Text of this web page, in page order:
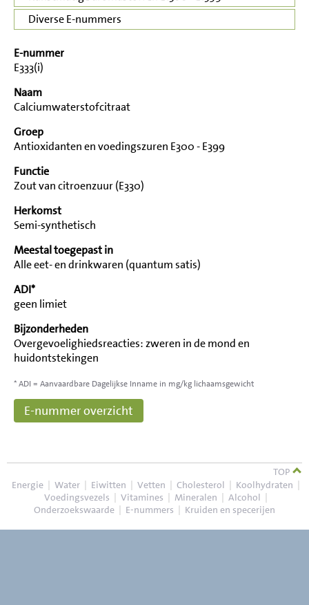
Diverse E-nummers
E-nummer
E333(i)
Naam
Calciumwaterstofcitraat
Groep
Antioxidanten en voedingszuren E300 - E399
Functie
Zout van citroenzuur (E330)
Herkomst
Semi-synthetisch
Meestal toegepast in
Alle eet- en drinkwaren (quantum satis)
ADI*
geen limiet
Bijzonderheden
Overgevoelighiedsreacties: zweren in de mond en
huidontstekingen
* ADI = Aanvaardbare Dagelijkse Inname in mg/kg lichaamsgewicht
E-nummer overzicht
TOP
Energie | Water | Eiwitten | Vetten | Cholesterol | Koolhydraten |
Voedingsvezels | Vitamines | Mineralen | Alcohol |
Onderzoekswaarde | E-nummers | Kruiden en specerijen